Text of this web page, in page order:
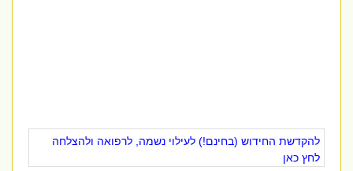
להקדשת החידוש (בחינם!) לעילוי נשמה, לרפואה ולהצלחה
לחץ כאן